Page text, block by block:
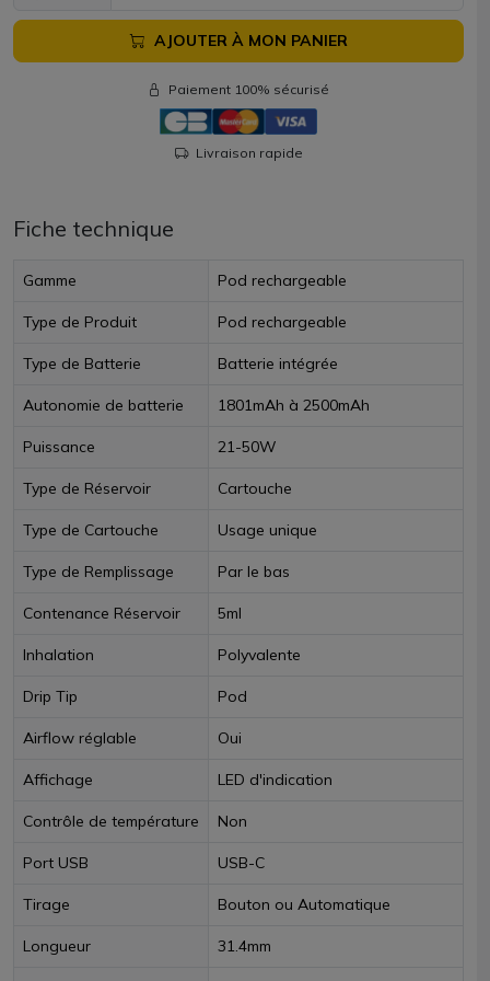
AJOUTER À MON PANIER
Paiement 100% sécurisé
Livraison rapide
Fiche technique
Gamme Pod rechargeable
Type de Produit Pod rechargeable
Type de Batterie Batterie intégrée
Autonomie de batterie 1801mAh à 2500mAh
Puissance 21-50W
Type de Réservoir Cartouche
Type de Cartouche Usage unique
Type de Remplissage Par le bas
Contenance Réservoir 5ml
Inhalation Polyvalente
Drip Tip Pod
Airflow réglable Oui
Affichage LED d'indication
Contrôle de température Non
Port USB USB-C
Tirage Bouton ou Automatique
Longueur 31.4mm